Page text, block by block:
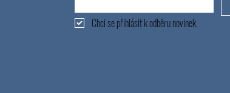
Chci se přihlásit k odběru novinek.